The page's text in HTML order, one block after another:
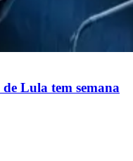
Lula tem semana